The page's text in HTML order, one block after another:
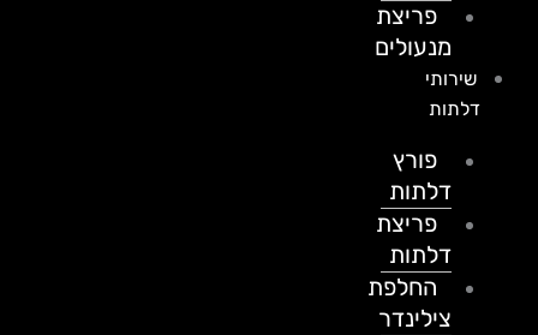
פריצת
מנעולים
שירותי
דלתות
פורץ
דלתות
פריצת
דלתות
החלפת
צילינדר